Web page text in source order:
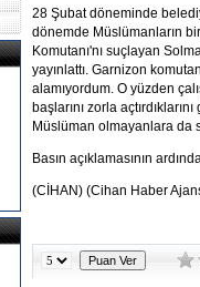
28 Şubat döneminde
dönemde Müslümanların
Komutanı'nı suçlayan
yayınlattı. Garnizon
alamıyordum. O yüzden
başlarını zorla
Müslüman olmayanlara da
Basın açıklamasının
(CİHAN) (Cihan Haber